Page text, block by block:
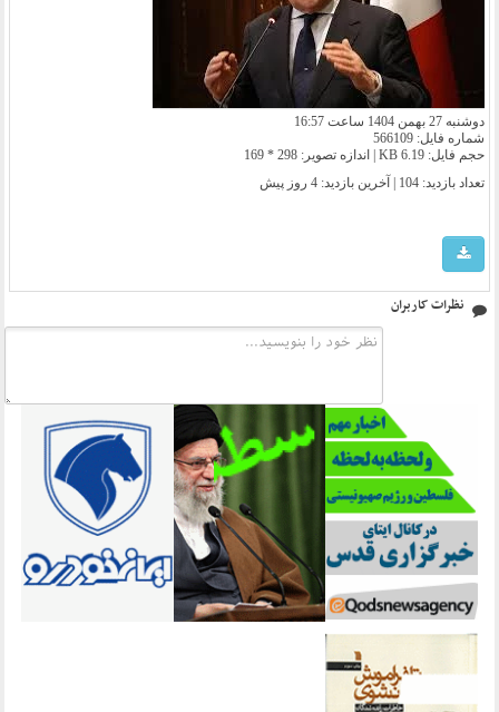
دوشنبه 27 بهمن 1404 ساعت 16:57
شماره فایل: 566109
حجم فایل: 6.19 KB | اندازه تصویر: 298 * 169
تعداد بازدید: 104 | آخرین بازدید:
4 روز پیش
نظرات کاربران